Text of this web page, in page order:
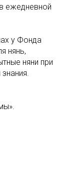
ежедневной
у Фонда
нянь,
няни при